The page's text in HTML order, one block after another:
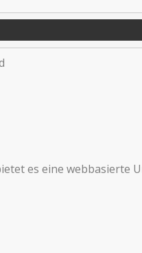
es eine webbasierte